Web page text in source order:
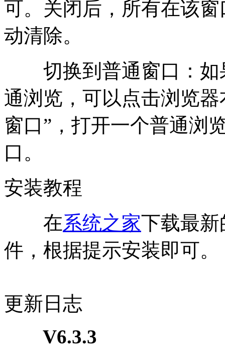
可。关闭后，所有在该
动清除。
切换到普通窗口：如
通浏览，可以点击浏览
窗口”，打开一个普通浏
口。
安装教程
在系统之家下载最
件，根据提示安装即可。
更新日志
V6.3.3